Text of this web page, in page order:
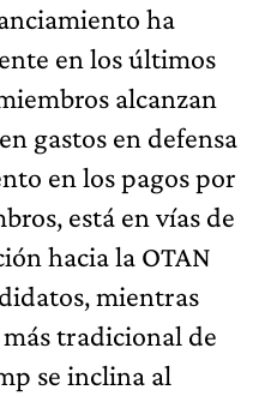
ha
en los últimos
alcanzan
gastos en defensa
en los pagos por
está en vías de
hacia la OTAN
mientras
tradicional de
se inclina al